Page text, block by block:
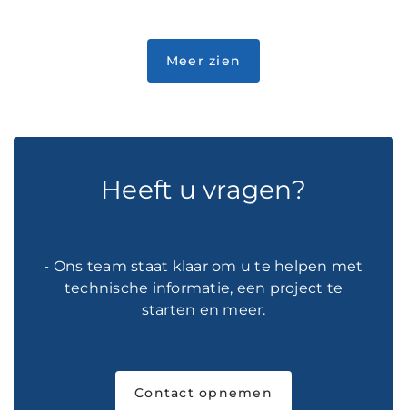
Heeft u vragen?
- Ons team staat klaar om u te helpen met
technische informatie, een project te
starten en meer.
Contact opnemen